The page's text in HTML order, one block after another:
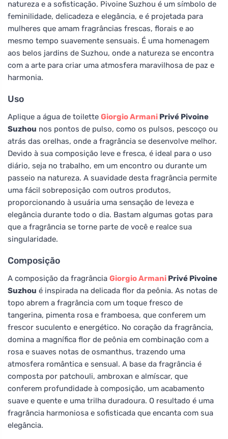
natureza e a sofisticação. Pivoine Suzhou é um símbolo de
feminilidade, delicadeza e elegância, e é projetada para
mulheres que amam fragrâncias frescas, florais e ao
mesmo tempo suavemente sensuais. É uma homenagem
aos belos jardins de Suzhou, onde a natureza se encontra
com a arte para criar uma atmosfera maravilhosa de paz e
harmonia.
Uso
Aplique a água de toilette Giorgio Armani Privé Pivoine
Suzhou nos pontos de pulso, como os pulsos, pescoço ou
atrás das orelhas, onde a fragrância se desenvolve melhor.
Devido à sua composição leve e fresca, é ideal para o uso
diário, seja no trabalho, em um encontro ou durante um
passeio na natureza. A suavidade desta fragrância permite
uma fácil sobreposição com outros produtos,
proporcionando à usuária uma sensação de leveza e
elegância durante todo o dia. Bastam algumas gotas para
que a fragrância se torne parte de você e realce sua
singularidade.
Composição
A composição da fragrância Giorgio Armani Privé Pivoine
Suzhou é inspirada na delicada flor da peônia. As notas de
topo abrem a fragrância com um toque fresco de
tangerina, pimenta rosa e framboesa, que conferem um
frescor suculento e energético. No coração da fragrância,
domina a magnífica flor de peônia em combinação com a
rosa e suaves notas de osmanthus, trazendo uma
atmosfera romântica e sensual. A base da fragrância é
composta por patchouli, ambroxan e almíscar, que
conferem profundidade à composição, um acabamento
suave e quente e uma trilha duradoura. O resultado é uma
fragrância harmoniosa e sofisticada que encanta com sua
elegância.